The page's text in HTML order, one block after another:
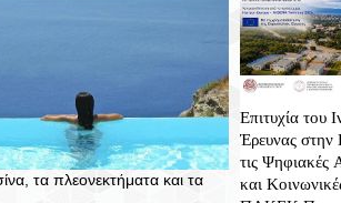
τα πλεονεκτήματα και τα
Επιτυχία του
Έρευνας στην
τις Ψηφιακές
και